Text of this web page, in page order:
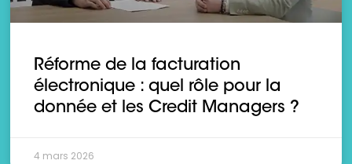
Réforme de la facturation
électronique : quel rôle pour la
donnée et les Credit Managers ?
4 mars 2026